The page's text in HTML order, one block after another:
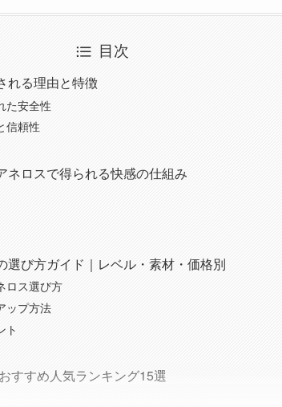
目次
れる理由と特徴
た安全性
信頼性
ネロスで得られる快感の仕組み
選び方ガイド｜レベル・素材・価格別
ロス選び方
ップ方法
ト
すすめ人気ランキング15選